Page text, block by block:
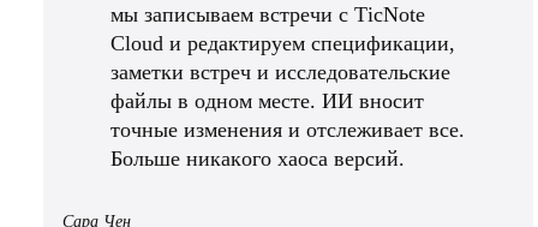
мы записываем встречи с TicNote
Cloud и редактируем спецификации,
заметки встреч и исследовательские
файлы в одном месте. ИИ вносит
точные изменения и отслеживает все.
Больше никакого хаоса версий.
Сара Чен